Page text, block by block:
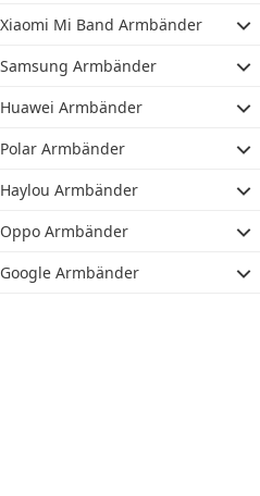
Xiaomi Mi Band Armbänder
Samsung Armbänder
Huawei Armbänder
Polar Armbänder
Haylou Armbänder
Oppo Armbänder
Google Armbänder